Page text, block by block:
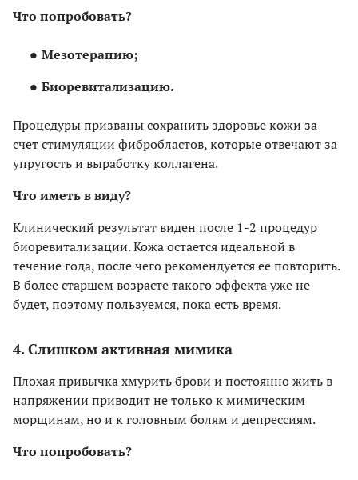
Что попробовать?
Мезотерапию;
Биоревитализацию.
Процедуры призваны сохранить здоровье кожи за
счет стимуляции фибробластов, которые отвечают за
упругость и выработку коллагена.
Что иметь в виду?
Клинический результат виден после 1-2 процедур
биоревитализации. Кожа остается идеальной в
течение года, после чего рекомендуется ее повторить.
В более старшем возрасте такого эффекта уже не
будет, поэтому пользуемся, пока есть время.
4. Слишком активная мимика
Плохая привычка хмурить брови и постоянно жить в
напряжении приводит не только к мимическим
морщинам, но и к головным болям и депрессиям.
Что попробовать?